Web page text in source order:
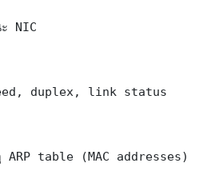
NIC
duplex, link status
table (MAC addresses)